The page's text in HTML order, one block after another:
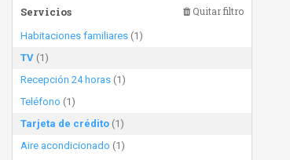
Servicios Quitar filtro
Habitaciones familiares (1)
TV (1)
Recepción 24 horas (1)
Teléfono (1)
Tarjeta de crédito (1)
Aire acondicionado (1)